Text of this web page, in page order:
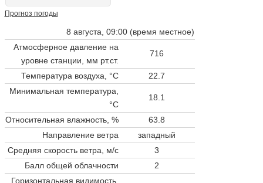
Прогноз погоды
8 августа, 09:00 (время местное)
Атмосферное давление на
уровне станции, мм рт.ст.
716
Температура воздуха, °C
22.7
Минимальная температура,
°C
18.1
Относительная влажность, %
63.8
Направление ветра
западный
Средняя скорость ветра, м/с
3
Балл общей облачности
2
Горизонтальная видимость,